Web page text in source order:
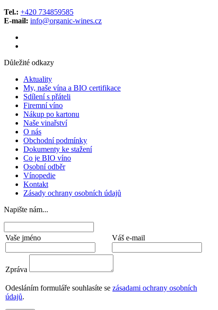
Tel.: +420 734859585
E-mail: info@organic-wines.cz
Důležité odkazy
Aktuality
My, naše vína a BIO certifikace
Sdílení s přáteli
Firemní víno
Nákup po kartonu
Naše vinařství
O nás
Obchodní podmínky
Dokumenty ke stažení
Co je BIO víno
Osobní odběr
Vínopedie
Kontakt
Zásady ochrany osobních údajů
Napište nám...
Vaše jméno Váš e-mail
Zpráva
Odesláním formuláře souhlasíte se zásadami ochrany osobních
údajů.